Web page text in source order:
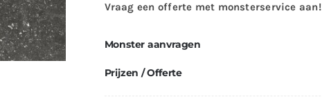
Vraag een offerte met monsterservice aan!
Monster aanvragen
Prijzen / Offerte